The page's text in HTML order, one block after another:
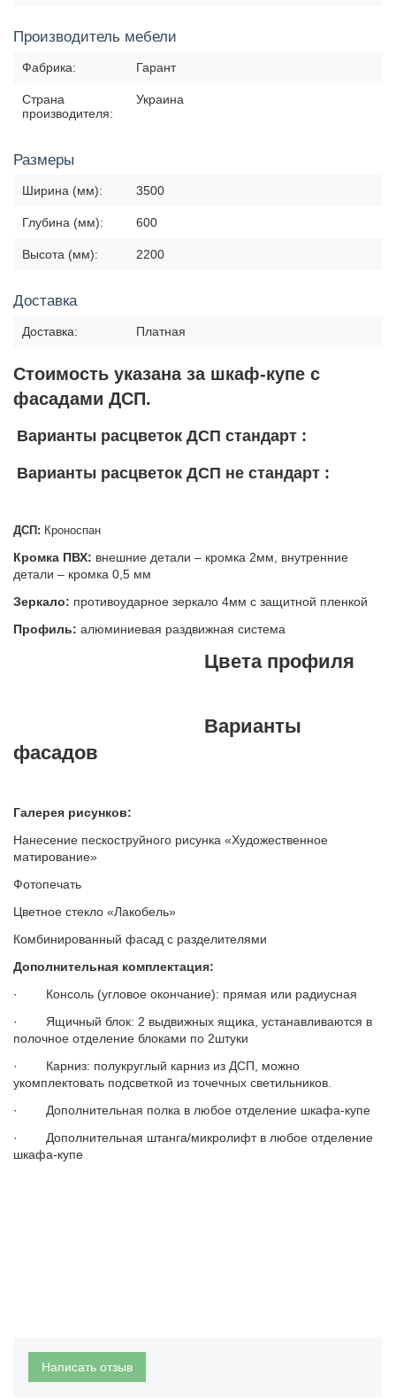
Производитель мебели
Фабрика: Гарант
Страна
производителя:
Украина
Размеры
Ширина (мм): 3500
Глубина (мм): 600
Высота (мм): 2200
Доставка
Доставка: Платная
Стоимость указана за шкаф-купе с
фасадами ДСП.
Варианты расцветок ДСП стандарт :
Варианты расцветок ДСП не стандарт :
ДСП: Кроноспан
Кромка ПВХ: внешние детали – кромка 2мм, внутренние
детали – кромка 0,5 мм
Зеркало: противоударное зеркало 4мм с защитной пленкой
Профиль: алюминиевая раздвижная система
Цвета профиля
Варианты
фасадов
Галерея рисунков:
Нанесение пескоструйного рисунка «Художественное
матирование»
Фотопечать
Цветное стекло «Лакобель»
Комбинированный фасад с разделителями
Дополнительная комплектация:
· Консоль (угловое окончание): прямая или радиусная
· Ящичный блок: 2 выдвижных ящика, устанавливаются в
полочное отделение блоками по 2штуки
· Карниз: полукруглый карниз из ДСП, можно
укомплектовать подсветкой из точечных светильников.
· Дополнительная полка в любое отделение шкафа-купе
· Дополнительная штанга/микролифт в любое отделение
шкафа-купе
Написать отзыв